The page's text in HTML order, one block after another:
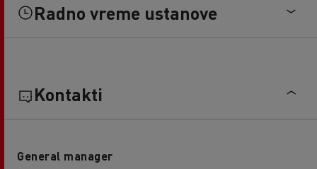
Radno vreme ustanove
Kontakti
General manager